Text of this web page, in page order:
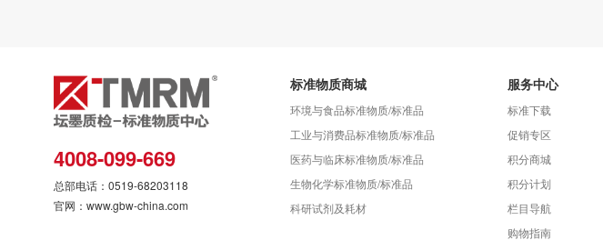
4008-099-669
总部电话：0519-68203118
官网：www.gbw-china.com
标准物质商城
环境与食品标准物质/标准品
工业与消费品标准物质/标准品
医药与临床标准物质/标准品
生物化学标准物质/标准品
科研试剂及耗材
服务中心
标准下载
促销专区
积分商城
积分计划
栏目导航
购物指南